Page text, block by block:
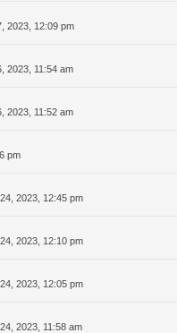
2023, 12:09 pm
2023, 11:54 am
2023, 11:52 am
pm
2023, 12:45 pm
2023, 12:10 pm
2023, 12:05 pm
2023, 11:58 am